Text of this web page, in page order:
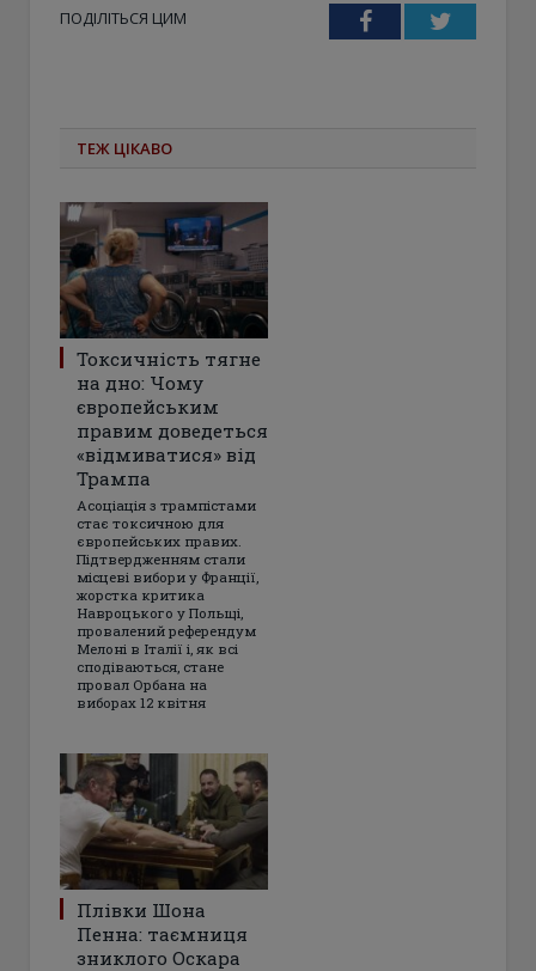
ПОДІЛІТЬСЯ ЦИМ FacebookTwitter
ТЕЖ ЦІКАВО
Токсичність тягне
на дно: Чому
європейським
правим доведеться
«відмиватися» від
Трампа
Асоціація з трампістами
стає токсичною для
європейських правих.
Підтвердженням стали
місцеві вибори у Франції,
жорстка критика
Навроцького у Польщі,
провалений референдум
Мелоні в Італії і, як всі
сподіваються, стане
провал Орбана на
виборах 12 квітня
Плівки Шона
Пенна: таємниця
зниклого Оскара